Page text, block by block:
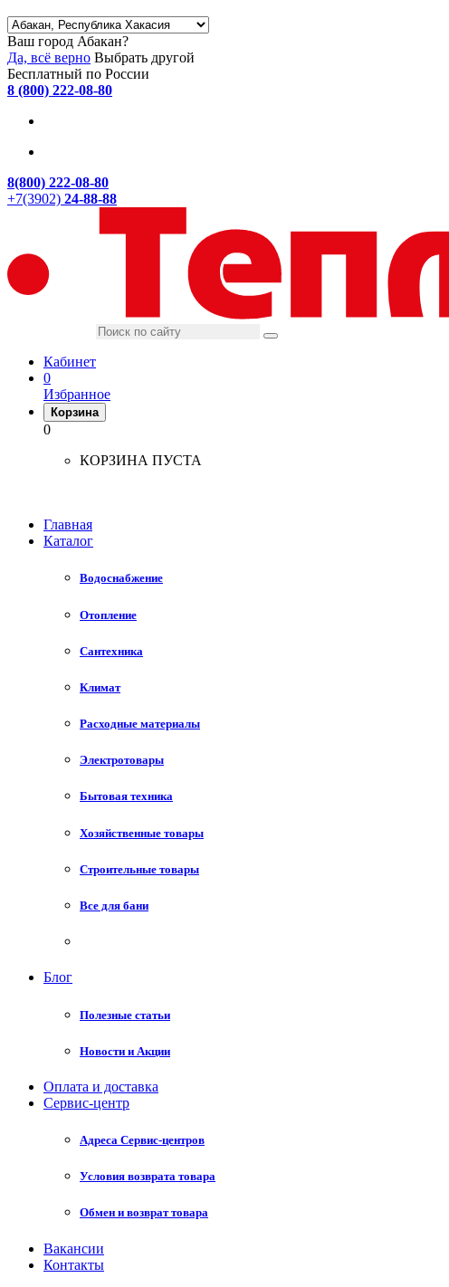
Ваш город Абакан?
Да, всё верно Выбрать другой
Бесплатный по России
8 (800) 222-08-80
8(800) 222-08-80
+7(3902) 24-88-88
Кабинет
0
Избранное
Корзина
0
КОРЗИНА ПУСТА
Главная
Каталог
Водоснабжение
Отопление
Сантехника
Климат
Расходные материалы
Электротовары
Бытовая техника
Хозяйственные товары
Строительные товары
Все для бани
Блог
Полезные статьи
Новости и Акции
Оплата и доставка
Сервис-центр
Адреса Сервис-центров
Условия возврата товара
Обмен и возврат товара
Вакансии
Контакты